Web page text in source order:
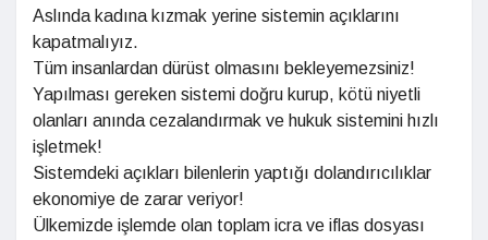
Aslında kadına kızmak yerine sistemin açıklarını
kapatmalıyız.
Tüm insanlardan dürüst olmasını bekleyemezsiniz!
Yapılması gereken sistemi doğru kurup, kötü niyetli
olanları anında cezalandırmak ve hukuk sistemini hızlı
işletmek!
Sistemdeki açıkları bilenlerin yaptığı dolandırıcılıklar
ekonomiye de zarar veriyor!
Ülkemizde işlemde olan toplam icra ve iflas dosyası